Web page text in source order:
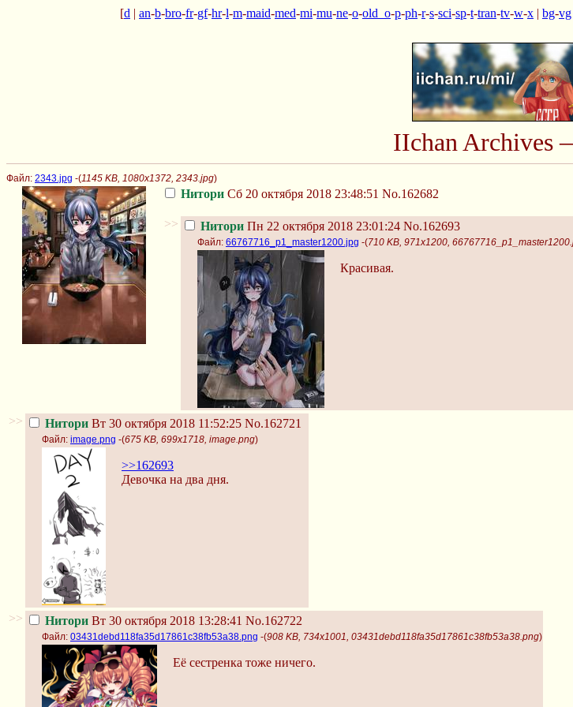
[d | an-b-bro-fr-gf-hr-l-m-maid-med-mi-mu-ne-o-old_o-p-ph-r-s-sci-sp-t-tran-tv-w-x | bg-vg
IIchan Archives
Файл: 2343.jpg -(1145 KB, 1080x1372, 2343.jpg)
Нитори Сб 20 октября 2018 23:48:51 No.162682
>> Нитори Пн 22 октября 2018 23:01:24 No.162693
Файл: 66767716_p1_master1200.jpg -(710 KB, 971x1200,
Красивая.
>> Нитори Вт 30 октября 2018 11:52:25 No.162721
Файл: image.png -(675 KB, 699x1718, image.png)
>>162693
Девочка на два дня.
>> Нитори Вт 30 октября 2018 13:28:41 No.162722
Файл: 03431debd118fa35d17861c38fb53a38.png -(908 KB, 734x1001, 03431debd118fa35d17861c38fb53a38.png)
Её сестренка тоже ничего.